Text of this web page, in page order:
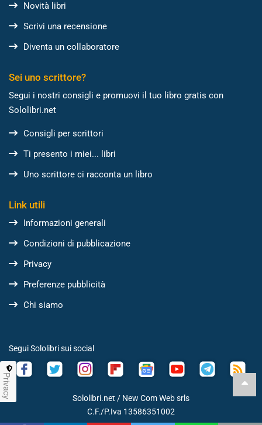
Novità libri
Scrivi una recensione
Diventa un collaboratore
Sei uno scrittore?
Segui i nostri consigli e promuovi il tuo libro gratis con
Sololibri.net
Consigli per scrittori
Ti presento i miei... libri
Uno scrittore ci racconta un libro
Link utili
Informazioni generali
Condizioni di pubblicazione
Privacy
Preferenze pubblicità
Chi siamo
Segui Sololibri sui social
Sololibri.net / New Com Web srls
C.F./P.Iva 13586351002
Privacy